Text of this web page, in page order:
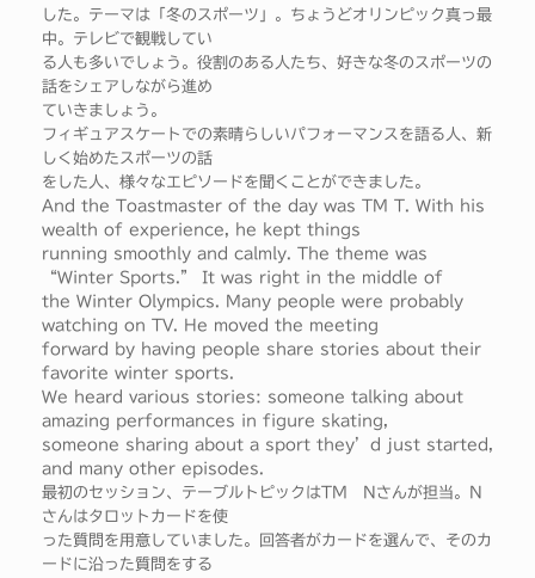
した。テーマは「冬のスポーツ」。ちょうどオリンピック真っ最
中。テレビで観戦してい
る人も多いでしょう。役割のある人たち、好きな冬のスポーツの
話をシェアしながら進め
ていきましょう。
フィギュアスケートでの素晴らしいパフォーマンスを語る人、新
しく始めたスポーツの話
をした人、様々なエピソードを聞くことができました。
And the Toastmaster of the day was TM T. With his
wealth of experience, he kept things
running smoothly and calmly. The theme was
“Winter Sports.” It was right in the middle of
the Winter Olympics. Many people were probably
watching on TV. He moved the meeting
forward by having people share stories about their
favorite winter sports.
We heard various stories: someone talking about
amazing performances in figure skating,
someone sharing about a sport they’d just started,
and many other episodes.
最初のセッション、テーブルトピックはTM Nさんが担当。N
さんはタロットカードを使
った質問を用意していました。回答者がカードを選んで、そのカ
ードに沿った質問をする